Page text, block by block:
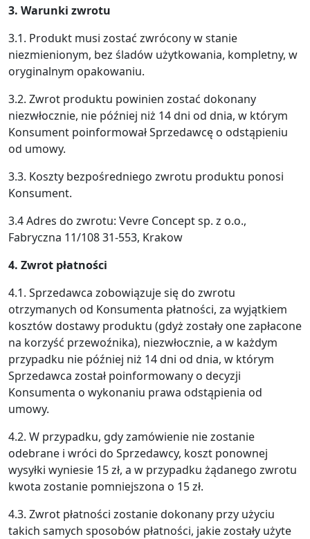
3. Warunki zwrotu
3.1. Produkt musi zostać zwrócony w stanie
niezmienionym, bez śladów użytkowania, kompletny, w
oryginalnym opakowaniu.
3.2. Zwrot produktu powinien zostać dokonany
niezwłocznie, nie później niż 14 dni od dnia, w którym
Konsument poinformował Sprzedawcę o odstąpieniu
od umowy.
3.3. Koszty bezpośredniego zwrotu produktu ponosi
Konsument.
3.4 Adres do zwrotu: Vevre Concept sp. z o.o.,
Fabryczna 11/108 31-553, Krakow
4. Zwrot płatności
4.1. Sprzedawca zobowiązuje się do zwrotu
otrzymanych od Konsumenta płatności, za wyjątkiem
kosztów dostawy produktu (gdyż zostały one zapłacone
na korzyść przewoźnika), niezwłocznie, a w każdym
przypadku nie później niż 14 dni od dnia, w którym
Sprzedawca został poinformowany o decyzji
Konsumenta o wykonaniu prawa odstąpienia od
umowy.
4.2. W przypadku, gdy zamówienie nie zostanie
odebrane i wróci do Sprzedawcy, koszt ponownej
wysyłki wyniesie 15 zł, a w przypadku żądanego zwrotu
kwota zostanie pomniejszona o 15 zł.
4.3. Zwrot płatności zostanie dokonany przy użyciu
takich samych sposobów płatności, jakie zostały użyte